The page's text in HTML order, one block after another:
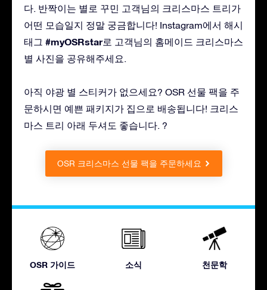
다. 반짝이는 별로 꾸민 고객님의 크리스마스 트리가
어떤 모습일지 정말 궁금합니다! Instagram에서 해시
태그 #myOSRstar로 고객님의 홈메이드 크리스마스
별 사진을 공유해주세요.
아직 야광 별 스티커가 없으세요? OSR 선물 팩을 주
문하시면 예쁜 패키지가 집으로 배송됩니다! 크리스
마스 트리 아래 두셔도 좋습니다. ?
OSR 크리스마스 선물 팩을 주문하세요
OSR 가이드 소식 천문학